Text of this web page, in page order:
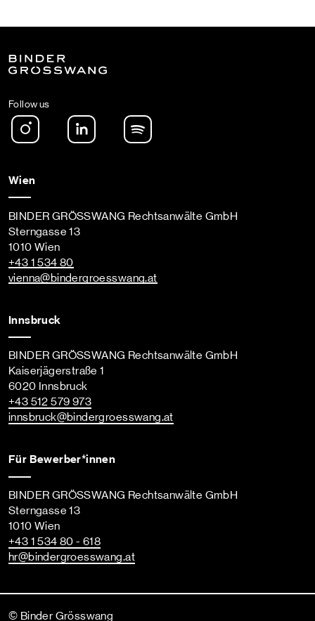
Follow us
Instagram LinkedIn
Wien
BINDER GRÖSSWANG Rechtsanwälte GmbH
Sterngasse 13
1010 Wien
+43 1 534 80
vienna@bindergroesswang.at
Innsbruck
BINDER GRÖSSWANG Rechtsanwälte GmbH
Kaiserjägerstraße 1
6020 Innsbruck
+43 512 579 973
innsbruck@bindergroesswang.at
Für Bewerber*innen
BINDER GRÖSSWANG Rechtsanwälte GmbH
Sterngasse 13
1010 Wien
+43 1 534 80 - 618
hr@bindergroesswang.at
© Binder Grösswang